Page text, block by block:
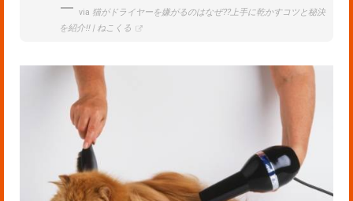
via 猫がドライヤーを嫌がるのはなぜ??上手に乾かすコツと秘決
を紹介!! | ねこくる